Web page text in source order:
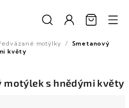
motýlky / Smetanový
květy
motýlek s hnědými květy